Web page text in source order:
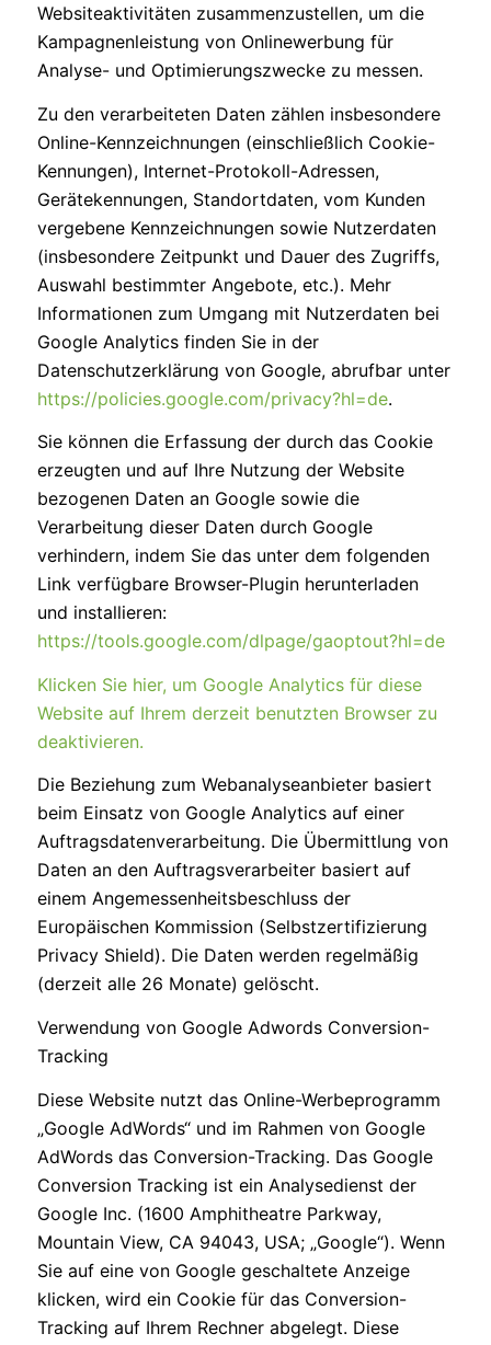
Websiteaktivitäten zusammenzustellen, um die
Kampagnenleistung von Onlinewerbung für
Analyse- und Optimierungszwecke zu messen.
Zu den verarbeiteten Daten zählen insbesondere
Online-Kennzeichnungen (einschließlich Cookie-
Kennungen), Internet-Protokoll-Adressen,
Gerätekennungen, Standortdaten, vom Kunden
vergebene Kennzeichnungen sowie Nutzerdaten
(insbesondere Zeitpunkt und Dauer des Zugriffs,
Auswahl bestimmter Angebote, etc.). Mehr
Informationen zum Umgang mit Nutzerdaten bei
Google Analytics finden Sie in der
Datenschutzerklärung von Google, abrufbar unter
https://policies.google.com/privacy?hl=de.
Sie können die Erfassung der durch das Cookie
erzeugten und auf Ihre Nutzung der Website
bezogenen Daten an Google sowie die
Verarbeitung dieser Daten durch Google
verhindern, indem Sie das unter dem folgenden
Link verfügbare Browser-Plugin herunterladen
und installieren:
https://tools.google.com/dlpage/gaoptout?hl=de
Klicken Sie hier, um Google Analytics für diese
Website auf Ihrem derzeit benutzten Browser zu
deaktivieren.
Die Beziehung zum Webanalyseanbieter basiert
beim Einsatz von Google Analytics auf einer
Auftragsdatenverarbeitung. Die Übermittlung von
Daten an den Auftragsverarbeiter basiert auf
einem Angemessenheitsbeschluss der
Europäischen Kommission (Selbstzertifizierung
Privacy Shield). Die Daten werden regelmäßig
(derzeit alle 26 Monate) gelöscht.
Verwendung von Google Adwords Conversion-
Tracking
Diese Website nutzt das Online-Werbeprogramm
„Google AdWords“ und im Rahmen von Google
AdWords das Conversion-Tracking. Das Google
Conversion Tracking ist ein Analysedienst der
Google Inc. (1600 Amphitheatre Parkway,
Mountain View, CA 94043, USA; „Google“). Wenn
Sie auf eine von Google geschaltete Anzeige
klicken, wird ein Cookie für das Conversion-
Tracking auf Ihrem Rechner abgelegt. Diese